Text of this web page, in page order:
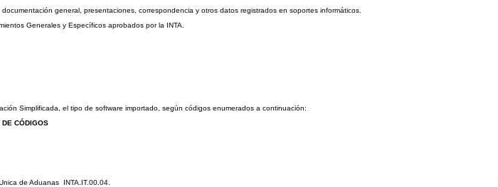
general, presentaciones, correspondencia y otros datos registrados en soportes informáticos.
Generales y Específicos aprobados por la INTA.
Simplificada, el tipo de software importado, según códigos enumerados a continuación:
DE CÓDIGOS
de Aduanas INTA.IT.00.04.